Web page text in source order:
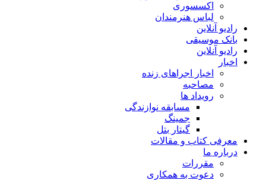
اکسسوری
لباس هنرمندان
رادیو آنلاین
بانک موسیقی
رادیو آنلاین
اخبار
اخبار اجراهای زنده
مصاحبه
رویداد ها
مسابقه نوازندگی
جمینگ
گیتار بتل
معرفی کتاب و مقالات
درباره ما
مقررات
دعوت به همکاری